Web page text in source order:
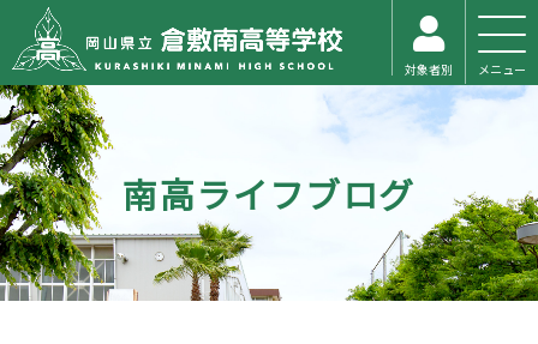
対象者別 メニュー
南高ライフブログ